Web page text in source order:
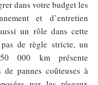
dans votre budget les
et d’entretien
un rôle dans cette
de règle stricte, un
000 km présente
pannes coûteuses à